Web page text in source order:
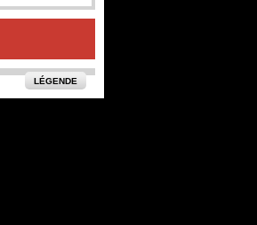
LÉGENDE